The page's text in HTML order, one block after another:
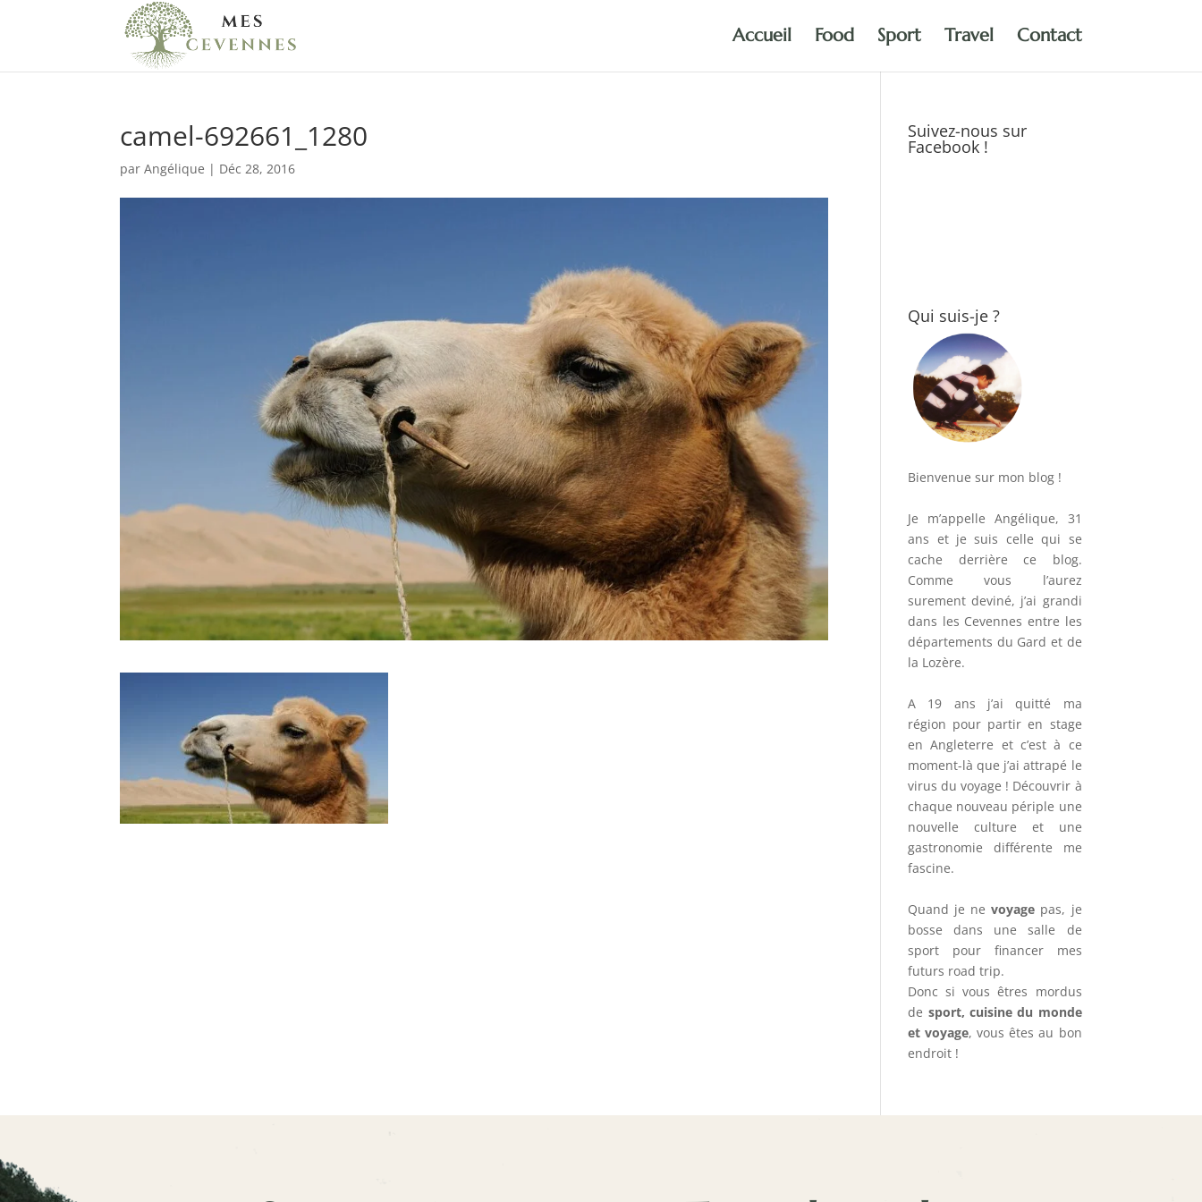
Accueil Food Sport Travel Contact
camel-692661_1280
parAngélique | Déc 28, 2016
Suivez-nous sur
Facebook !
Qui suis-je ?
Bienvenue sur mon blog !
Je m’appelle Angélique, 31
ans et je suis celle qui se
cache derrière ce blog.
Comme vous l’aurez
surement deviné, j’ai grandi
dans les Cevennes entre les
départements du Gard et de
la Lozère.
A 19 ans j’ai quitté ma
région pour partir en stage
en Angleterre et c’est à ce
moment-là que j’ai attrapé le
virus du voyage ! Découvrir à
chaque nouveau périple une
nouvelle culture et une
gastronomie différente me
fascine.
Quand je nevoyage pas, je
bosse dans une salle de
sport pour financer mes
futurs road trip.
Donc si vous êtres mordus
de sport, cuisine du monde
et voyage, vous êtes au bon
endroit !